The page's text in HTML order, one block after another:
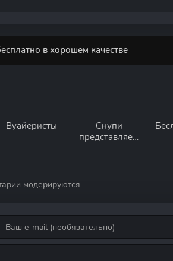
в хорошем качестве
Вуайеристы
Снупи
представляет:
модерируются